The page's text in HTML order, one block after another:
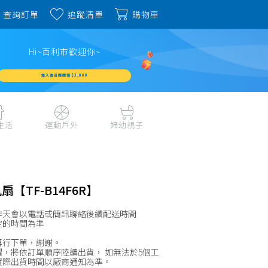
查詢訂單 追蹤清單 購物車
Hi~百利市歡迎你~
加入會員週週領 $3,000
活
物用品
運動戶外
旅行用品、行李箱、
雨具
健身、運動器材
自行車、電動車系列
婦幼親子
書包、兒童生活用品
家庭護理 、銀髮生活
【TF-B14F6R】
會以電話或簡訊聯絡後續配送時間
時間為準
下單，謝謝。
將依訂單順序陸續出貨， 如無法於5個工
出貨時間以廠商通知為準。